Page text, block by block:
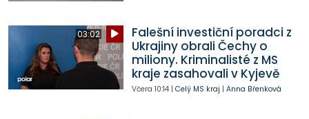
03:02
Falešní investiční poradci z
Ukrajiny obrali Čechy o
miliony. Kriminalisté z MS
kraje zasahovali v Kyjevě
Včera 10:14| Celý MS kraj | Anna Břenková